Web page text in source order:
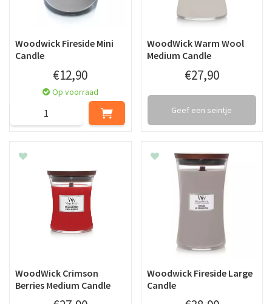
Woodwick Fireside Mini
Candle
€12,90
Op voorraad
WoodWick Warm Wool
Medium Candle
€27,90
Geef een seintje
WoodWick Crimson
Berries Medium Candle
Woodwick Fireside Large
Candle